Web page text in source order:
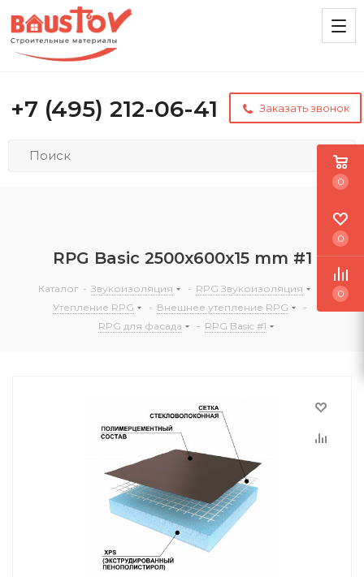
+7 (495) 212-06-41 Заказать звонок
RPG Basic 2500х600х15 mm #1
Каталог - Звукоизоляция - RPG Звукоизоляция
Утепление RPG
- Внешнее утепление RPG
-
RPG для фасада
- RPG Basic #1
0
0
0